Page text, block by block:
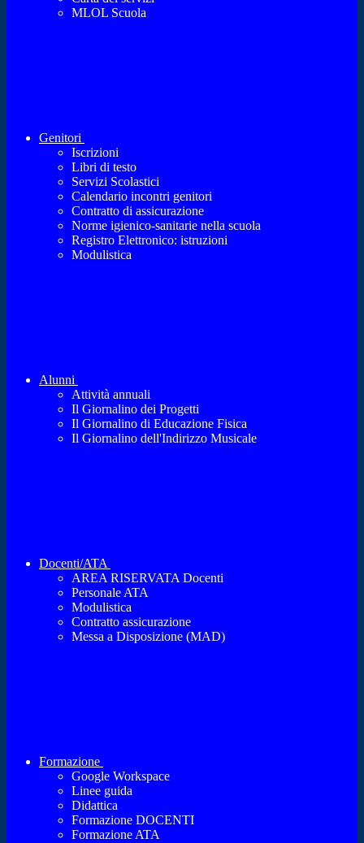
MLOL Scuola
Genitori
Iscrizioni
Libri di testo
Servizi Scolastici
Calendario incontri genitori
Contratto di assicurazione
Norme igienico-sanitarie nella scuola
Registro Elettronico: istruzioni
Modulistica
Alunni
Attività annuali
Il Giornalino dei Progetti
Il Giornalino di Educazione Fisica
Il Giornalino dell'Indirizzo Musicale
Docenti/ATA
AREA RISERVATA Docenti
Personale ATA
Modulistica
Contratto assicurazione
Messa a Disposizione (MAD)
Formazione
Google Workspace
Linee guida
Didattica
Formazione DOCENTI
Formazione ATA